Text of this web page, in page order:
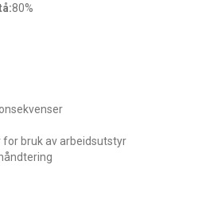
80%
bruk av arbeidsutstyr